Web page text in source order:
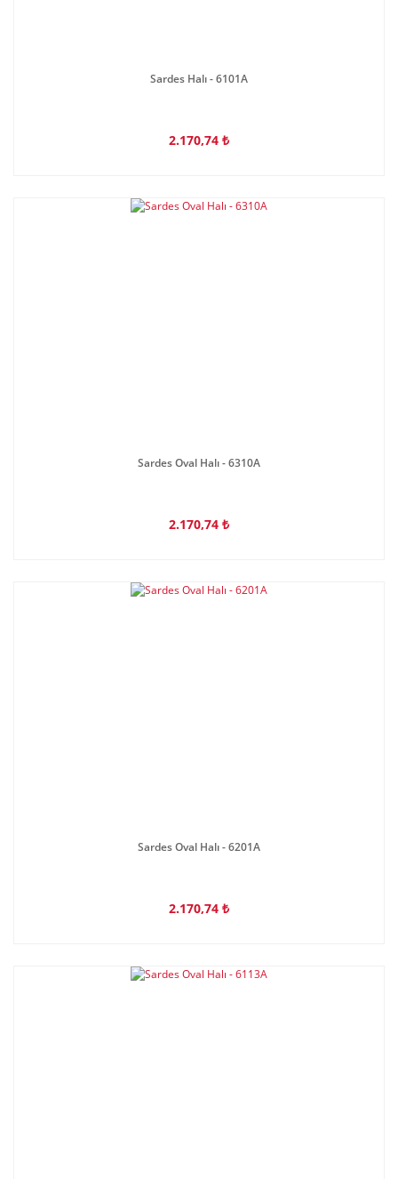
Sardes Halı - 6101A
2.170,74 ₺
Sardes Oval Halı - 6310A
2.170,74 ₺
Sardes Oval Halı - 6201A
2.170,74 ₺